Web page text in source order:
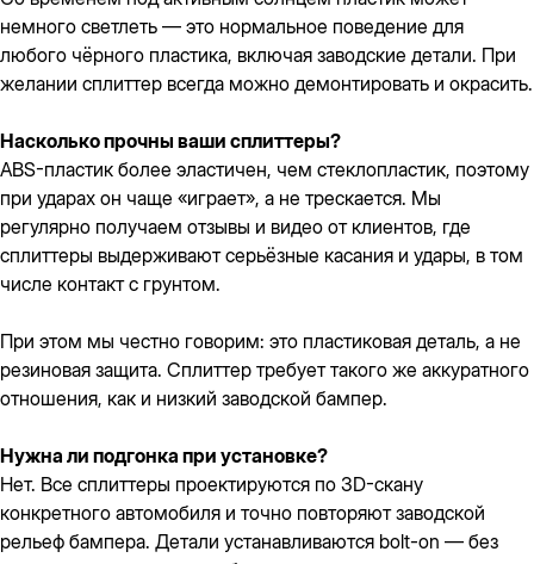
немного светлеть — это нормальное поведение для
любого чёрного пластика, включая заводские детали. При
желании сплиттер всегда можно демонтировать и окрасить.
Насколько прочны ваши сплиттеры?
ABS-пластик более эластичен, чем стеклопластик, поэтому
при ударах он чаще «играет», а не трескается. Мы
регулярно получаем отзывы и видео от клиентов, где
сплиттеры выдерживают серьёзные касания и удары, в том
числе контакт с грунтом.
При этом мы честно говорим: это пластиковая деталь, а не
резиновая защита. Сплиттер требует такого же аккуратного
отношения, как и низкий заводской бампер.
Нужна ли подгонка при установке?
Нет. Все сплиттеры проектируются по 3D-скану
конкретного автомобиля и точно повторяют заводской
рельеф бампера. Детали устанавливаются bolt-on — без